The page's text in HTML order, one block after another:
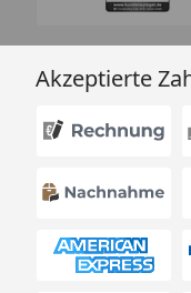
Akzeptierte